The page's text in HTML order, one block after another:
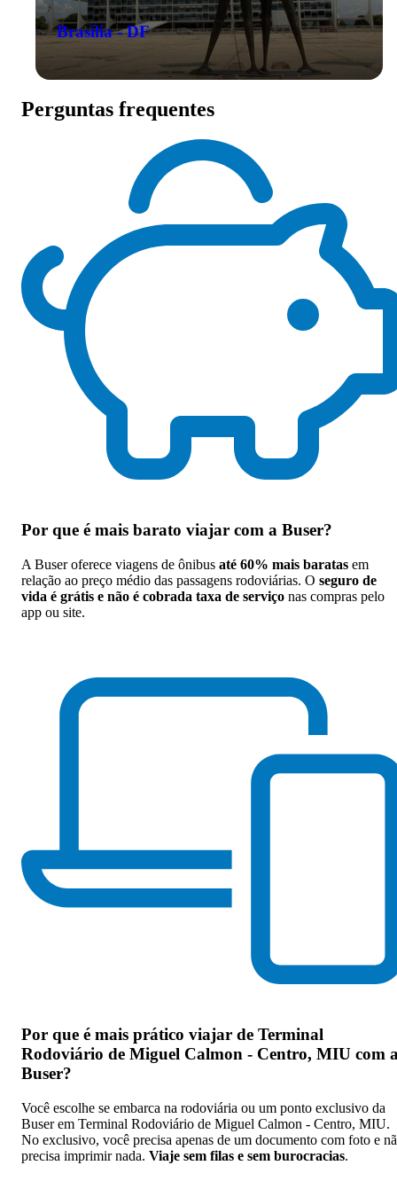
Brasília - DF
Perguntas frequentes
Por que é mais barato viajar com a Buser?
A Buser oferece viagens de ônibus até 60% mais baratas em
relação ao preço médio das passagens rodoviárias. O seguro de
vida é grátis e não é cobrada taxa de serviço nas compras pelo
app ou site.
Por que é mais prático viajar de Terminal
Rodoviário de Miguel Calmon - Centro, MIU com
Buser?
Você escolhe se embarca na rodoviária ou um ponto exclusivo da
Buser em Terminal Rodoviário de Miguel Calmon - Centro, MIU.
No exclusivo, você precisa apenas de um documento com foto e
precisa imprimir nada. Viaje sem filas e sem burocracias.